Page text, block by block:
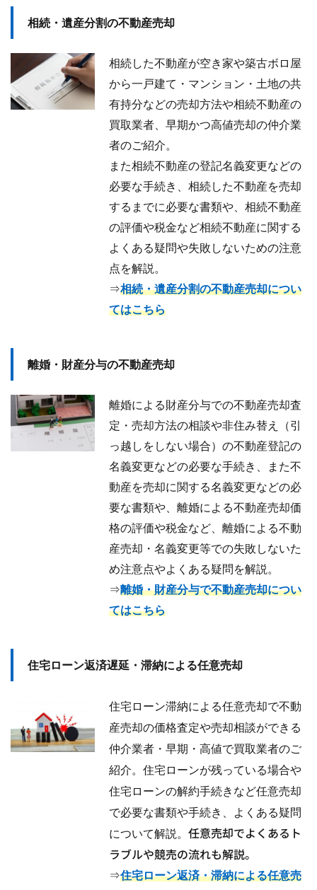
相続・遺産分割の不動産売却
相続した不動産が空き家や築古ボロ屋
から一戸建て・マンション・土地の共
有持分などの売却方法や相続不動産の
買取業者、早期かつ高値売却の仲介業
者のご紹介。
また相続不動産の登記名義変更などの
必要な手続き、相続した不動産を売却
するまでに必要な書類や、相続不動産
の評価や税金など相続不動産に関する
よくある疑問や失敗しないための注意
点を解説。
⇒相続・遺産分割の不動産売却につい
てはこちら
離婚・財産分与の不動産売却
離婚による財産分与での不動産売却査
定・売却方法の相談や非住み替え（引
っ越しをしない場合）の不動産登記の
名義変更などの必要な手続き、また不
動産を売却に関する名義変更などの必
要な書類や、離婚による不動産売却価
格の評価や税金など、離婚による不動
産売却・名義変更等での失敗しないた
め注意点やよくある疑問を解説。
⇒離婚・財産分与で不動産売却につい
てはこちら
住宅ローン返済遅延・滞納による任意売却
住宅ローン滞納による任意売却で不動
産売却の価格査定や売却相談ができる
仲介業者・早期・高値で買取業者のご
紹介。住宅ローンが残っている場合や
住宅ローンの解約手続きなど任意売却
で必要な書類や手続き、 よくある疑問
について解説。任意売却でよくあるト
ラブルや競売の流れも解説。
⇒住宅ローン返済・滞納による任意売